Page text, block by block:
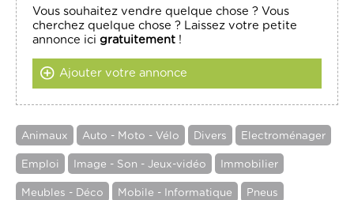
Vous souhaitez vendre quelque chose ? Vous
cherchez quelque chose ? Laissez votre petite
annonce icigratuitement !
Ajouter votre annonce
Animaux Auto - Moto - Vélo Divers Electroménager
Emploi Image - Son - Jeux-vidéo Immobilier
Meubles - Déco Mobile - Informatique Pneus